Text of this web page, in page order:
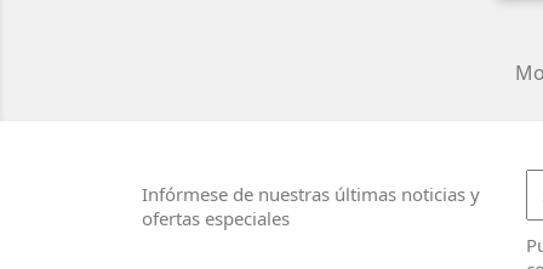
Infórmese de nuestras últimas noticias y
ofertas especiales